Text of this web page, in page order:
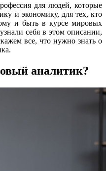
для людей, которые
и экономику, для тех, кто
и быть в курсе мировых
себя в этом описании,
все, что нужно знать о
аналитик?